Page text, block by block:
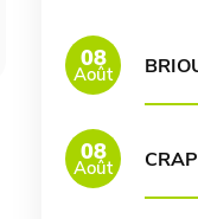
08
Août
08
Août